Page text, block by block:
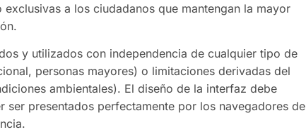
a los ciudadanos que mantengan la mayor
y utilizados con independencia de cualquier tipo de
personas mayores) o limitaciones derivadas del
ambientales). El diseño de la interfaz debe
presentados perfectamente por los navegadores de